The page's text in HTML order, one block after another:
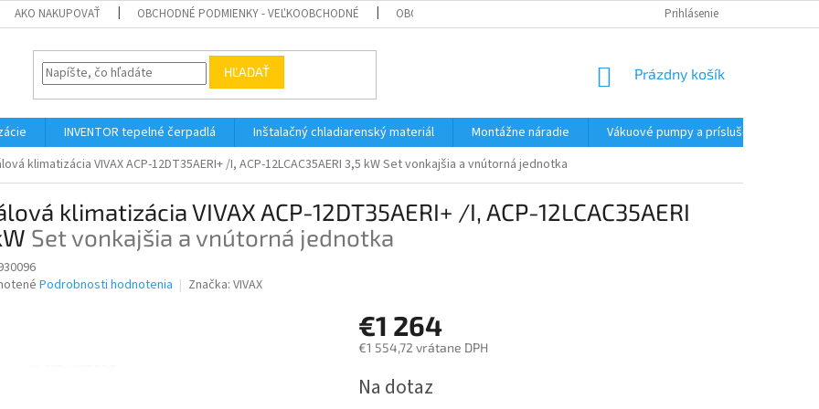
AKO NAKUPOVAŤ OBCHODNÉ PODMIENKY - VEĽKOOBCHODNÉ OBCHODNÉ PODMIENKY - MALOOBCHODNÉ PODMIENKY OCHRANY
Prihlásenie
HĽADAŤ
NÁKUPNÝ
Prázdny košík
INVENTOR tepelné čerpadlá Inštalačný chladiarenský materiál Montážne náradie Vákuové pumpy a príslušenstvo
klimatizácia VIVAX ACP-12DT35AERI+ /I, ACP-12LCAC35AERI 3,5 kWSet vonkajšia a vnútorná jednotka
klimatizácia VIVAX ACP-12DT35AERI+ /I, ACP-12LCAC35AERI
Set vonkajšia a vnútorná jednotka
Podrobnosti hodnotenia Značka: VIVAX
€1 264
€1 554,72 vrátane DPH
cena:
Na dotaz